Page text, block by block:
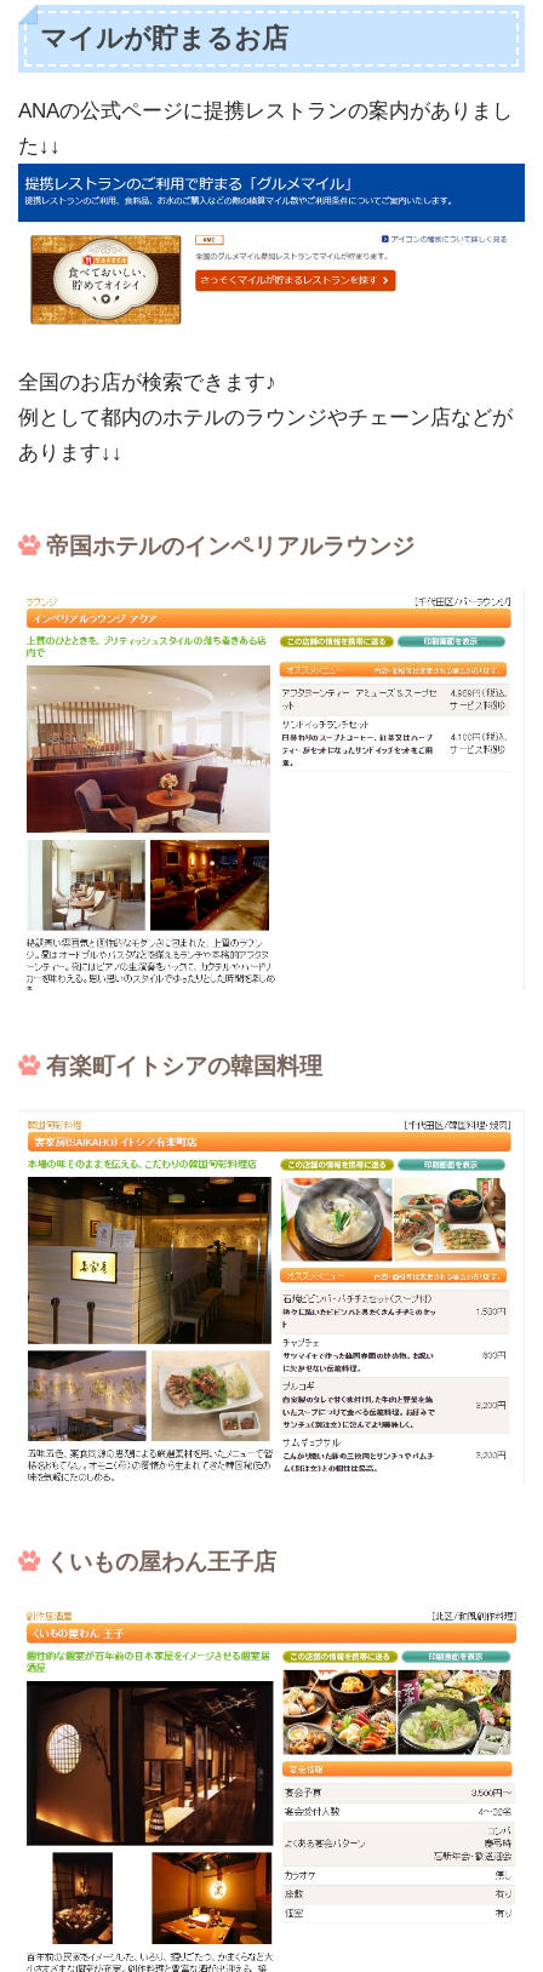
マイルが貯まるお店
ANAの公式ページに提携レストランの案内がありまし
た↓↓
全国のお店が検索できます♪
例として都内のホテルのラウンジやチェーン店などが
あります↓↓
帝国ホテルのインペリアルラウンジ
有楽町イトシアの韓国料理
くいもの屋わん王子店